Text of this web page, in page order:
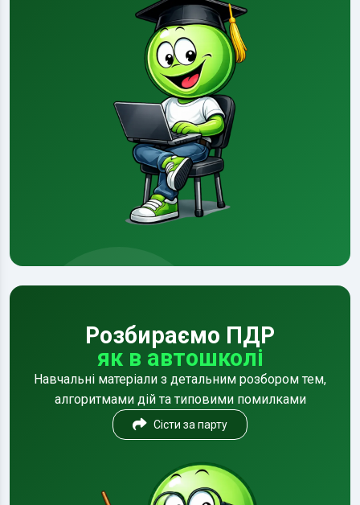
Розбираємо ПДР
як в автошколі
Навчальні матеріали з детальним розбором тем,
алгоритмами дій та типовими помилками
Сісти за парту